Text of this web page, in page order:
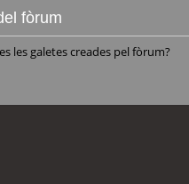
fòrum
les galetes creades pel fòrum?